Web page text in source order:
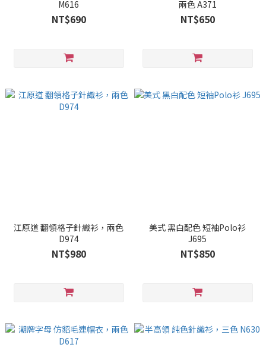
M616
NT$690
兩色 A371
NT$650
江原道 翻領格子針織衫，兩色
D974
NT$980
美式 黑白配色 短袖Polo衫
J695
NT$850